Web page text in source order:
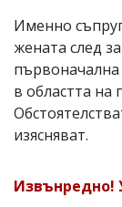
Именно
жената след
в областта на
изясняват.
Извънредно!